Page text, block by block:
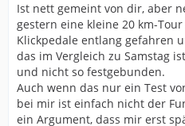
Ist nett gemeint von dir, aber
gestern eine kleine 20 km-
Klickpedale entlang gefahren
das im Vergleich zu Samstag
und nicht so festgebunden.
Auch wenn das nur ein Test
bei mir ist einfach nicht der
ein Argument, dass mir erst